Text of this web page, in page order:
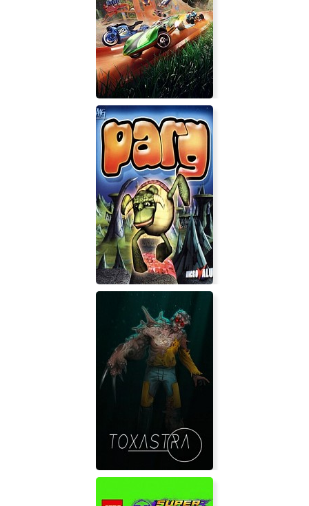
HOT WHEELS UNLEASHED 2 -
Turbocharged
Parg: Гонки над пропастью